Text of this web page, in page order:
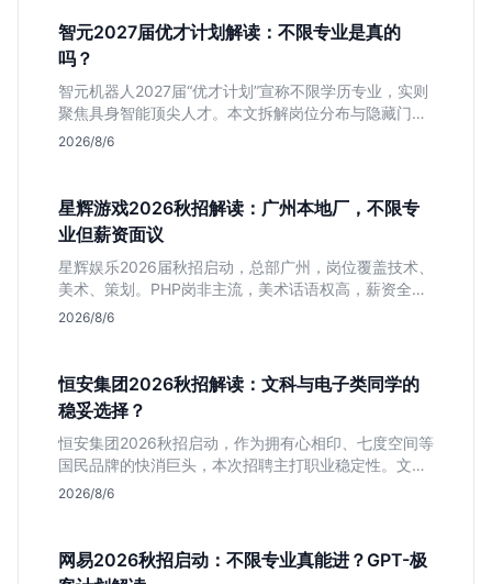
智元2027届优才计划解读：不限专业是真的
吗？
智元机器人2027届“优才计划”宣称不限学历专业，实则
聚焦具身智能顶尖人才。本文拆解岗位分布与隐藏门
槛，分析算法、仿真等核心方向，帮你判断是否值得投
2026/8/6
星辉游戏2026秋招解读：广州本地厂，不限专
业但薪资面议
星辉娱乐2026届秋招启动，总部广州，岗位覆盖技术、
美术、策划。PHP岗非主流，美术话语权高，薪资全面
面议。适合想接触项目全流程的应届生，追求大厂光环
2026/8/6
恒安集团2026秋招解读：文科与电子类同学的
稳妥选择？
恒安集团2026秋招启动，作为拥有心相印、七度空间等
国民品牌的快消巨头，本次招聘主打职业稳定性。文章
深度解析管培生项目，明确文商科主攻品牌营销、理工
2026/8/6
网易2026秋招启动：不限专业真能进？GPT-极